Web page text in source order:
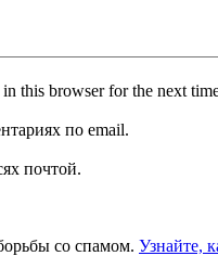
this browser for the next
по email.
почтой.
со спамом. Узнайте,